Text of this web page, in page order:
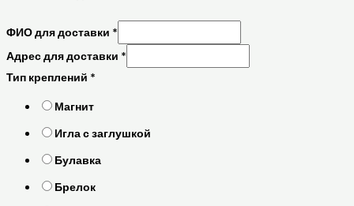
ФИО для доставки *
Адрес для доставки *
Тип креплений *
Магнит
Игла с заглушкой
Булавка
Брелок